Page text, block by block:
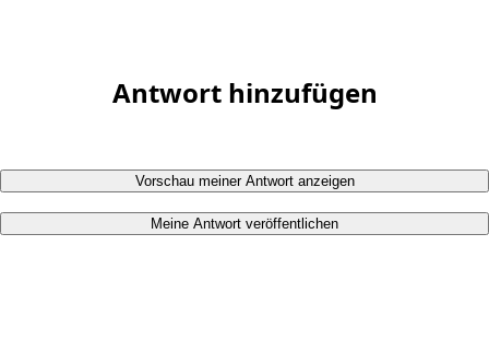
Antwort hinzufügen
Vorschau meiner Antwort anzeigen
Meine Antwort veröffentlichen